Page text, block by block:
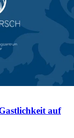
auf